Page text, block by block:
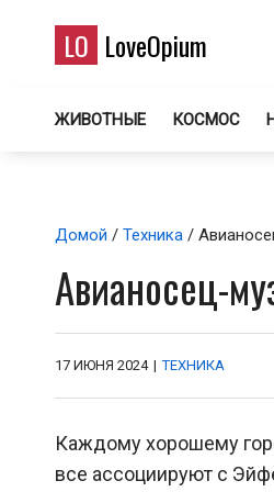
LO LoveOpium
ЖИВОТНЫЕ КОСМОС
Домой / Техника /
Авианосец-
17 ИЮНЯ 2024 | ТЕХНИКА
Каждому хорошему
все ассоциируют с